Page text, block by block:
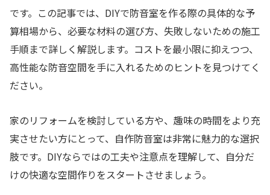
です。この記事では、DIYで防音室を作る際の具体的な予
算相場から、必要な材料の選び方、失敗しないための施工
手順まで詳しく解説します。コストを最小限に抑えつつ、
高性能な防音空間を手に入れるためのヒントを見つけてく
ださい。
家のリフォームを検討している方や、趣味の時間をより充
実させたい方にとって、自作防音室は非常に魅力的な選択
肢です。DIYならではの工夫や注意点を理解して、自分だ
けの快適な空間作りをスタートさせましょう。